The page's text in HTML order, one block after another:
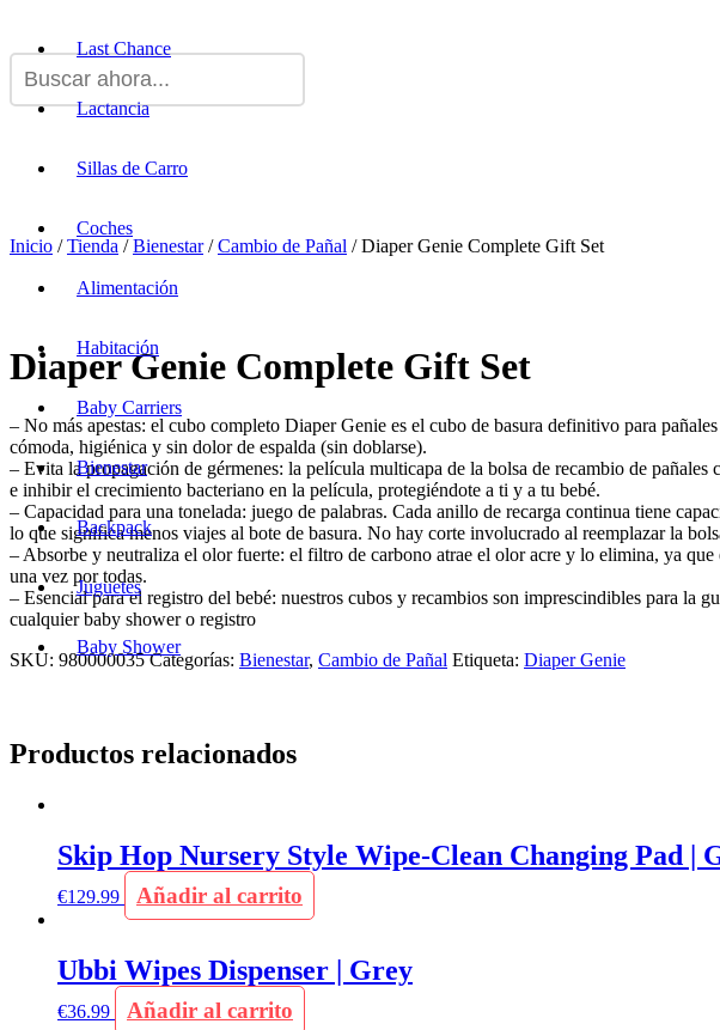
Last Chance
Lactancia
Sillas de Carro
Coches
Alimentación
Habitación
Baby Carriers
Bienestar
Backpack
Juguetes
Baby Shower
Inicio /Tienda /Bienestar/Cambio de Pañal / Diaper Genie Complete Gift Set
Diaper Genie Complete Gift Set
– No más apestas: el cubo completo Diaper Genie es el cubo de basura definitivo para
cómoda, higiénica y sin dolor de espalda (sin doblarse).
– Evita la propagación de gérmenes: la película multicapa de la bolsa de recambio de
e inhibir el crecimiento bacteriano en la película, protegiéndote a ti y a tu bebé.
– Capacidad para una tonelada: juego de palabras. Cada anillo de recarga continua tiene
lo que significa menos viajes al bote de basura. No hay corte involucrado al reemplazar la
– Absorbe y neutraliza el olor fuerte: el filtro de carbono atrae el olor acre y lo elimina, ya
una vez por todas.
– Esencial para el registro del bebé: nuestros cubos y recambios son imprescindibles para la
cualquier baby shower o registro
SKU: 980000035 Categorías: Bienestar, Cambio de Pañal Etiqueta: Diaper Genie
Productos relacionados
Skip Hop Nursery Style Wipe-Clean Changing Pad |
€129.99 Añadir al carrito
Ubbi Wipes Dispenser | Grey
€36.99 Añadir al carrito